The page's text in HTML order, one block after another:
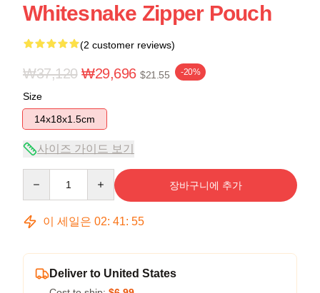
Whitesnake Zipper Pouch
(2 customer reviews)
₩37,120 ₩29,696 $21.55 -20%
Size
14x18x1.5cm
사이즈 가이드 보기
장바구니에 추가
이 세일은 02: 41: 54
Deliver to United States